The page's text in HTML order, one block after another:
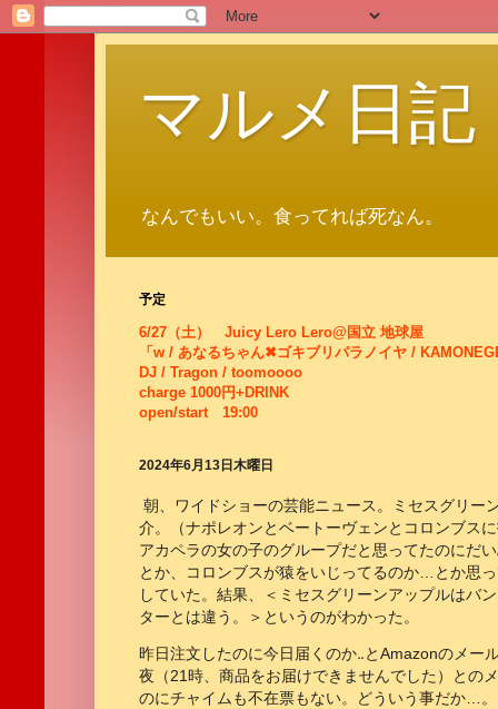
マルメ日記
なんでもいい。食ってれば死なん。
予定
6/27（土） Juicy Lero Lero@国立 地球屋
「w / あなるちゃん✖ゴキブリパラノイヤ /
DJ / Tragon / toomoooo
charge 1000円+DRINK
open/start 19:00
2024年6月13日木曜日
朝、ワイドショーの芸能ニュース。ミセスグリー
介。（ナポレオンとベートーヴェンとコロンブス
アカペラの女の子のグループだと思ってたのにだ
とか、コロンブスが猿をいじってるのか…とか思
していた。結果、＜ミセスグリーンアップルはバ
ターとは違う。＞というのがわかった。
昨日注文したのに今日届くのか‥とAmazonのメー
夜（21時、商品をお届けできませんでした）との
のにチャイムも不在票もない。どういう事だか…